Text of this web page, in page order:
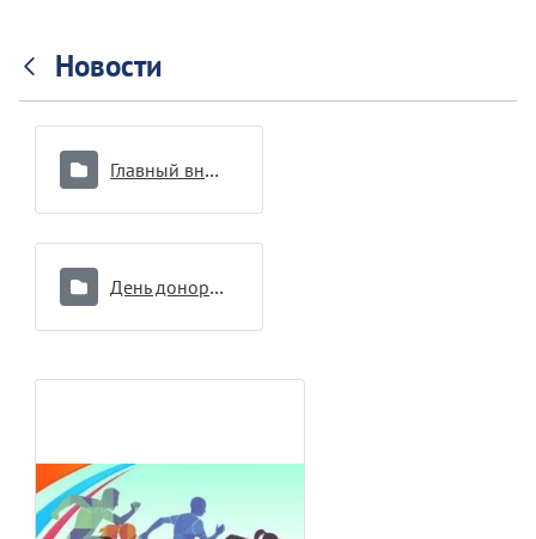
Новости
Главный внештатный специалист
День донора 16.09.2024